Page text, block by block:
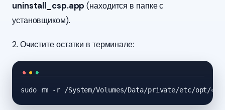
uninstall_csp.app (находится в папке с
установщиком).
2. Очистите остатки в терминале:
sudo rm -r /System/Volumes/Data/private/etc/opt/